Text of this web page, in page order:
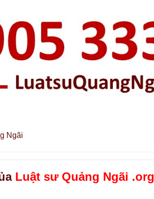
Ngãi
Luật sư Quảng Ngãi .org